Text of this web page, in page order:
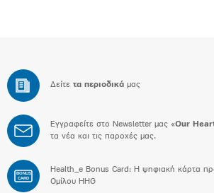
Δείτε τα περιοδικά μας
Εγγραφείτε στο Newsletter μας «Our
τα νέα και τις παροχές μας.
BONUS
CARD
Health_e Bonus Card: H ψηφιακή κάρτα
Ομίλου HHG